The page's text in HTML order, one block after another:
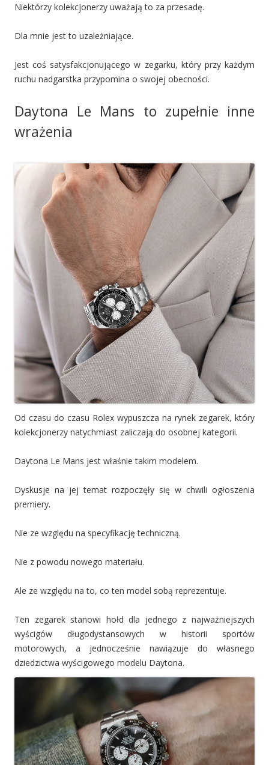
Niektórzy kolekcjonerzy uważają to za przesadę.
Dla mnie jest to uzależniające.
Jest coś satysfakcjonującego w zegarku, który przy każdym
ruchu nadgarstka przypomina o swojej obecności.
Daytona Le Mans to zupełnie inne
wrażenia
Od czasu do czasu Rolex wypuszcza na rynek zegarek, który
kolekcjonerzy natychmiast zaliczają do osobnej kategorii.
Daytona Le Mans jest właśnie takim modelem.
Dyskusje na jej temat rozpoczęły się w chwili ogłoszenia
premiery.
Nie ze względu na specyfikację techniczną.
Nie z powodu nowego materiału.
Ale ze względu na to, co ten model sobą reprezentuje.
Ten zegarek stanowi hołd dla jednego z najważniejszych
wyścigów długodystansowych w historii sportów
motorowych, a jednocześnie nawiązuje do własnego
dziedzictwa wyścigowego modelu Daytona.